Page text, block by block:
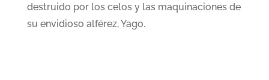
destruido por los celos y las maquinaciones de
su envidioso alférez, Yago.